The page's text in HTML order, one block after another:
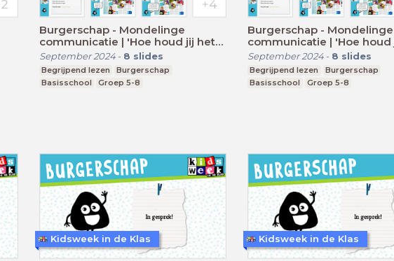
Burgerschap - Mondelinge
communicatie | 'Hoe houd jij het
veilig?'
September 2024- 8 slides
Begrijpend lezen
Burgerschap
Basisschool
Groep 5-8
Burgerschap - Mondelinge
communicatie | 'Hoe houd
veilig?'
September 2024- 8 slides
Begrijpend lezen
Burgerschap
Basisschool
Groep 5-8
Kidsweek in de Klas Kidsweek in de Klas